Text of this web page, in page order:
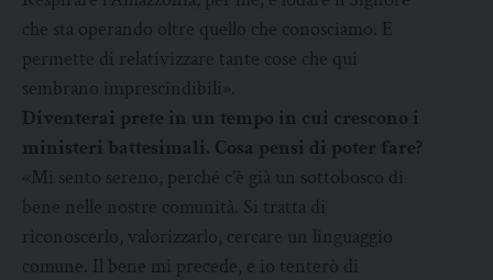
che sta operando oltre quello che conosciamo. E
permette di relativizzare tante cose che qui
sembrano imprescindibili».
Diventerai prete in un tempo in cui crescono i
ministeri battesimali. Cosa pensi di poter fare?
«Mi sento sereno, perché c’è già un sottobosco di
bene nelle nostre comunità. Si tratta di
riconoscerlo, valorizzarlo, cercare un linguaggio
comune. Il bene mi precede, e io tenterò di